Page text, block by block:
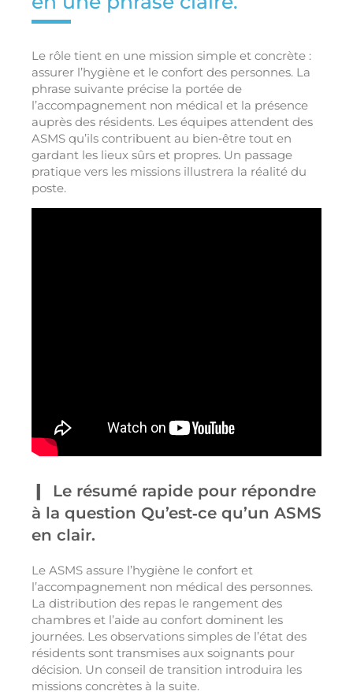
Le rôle tient en une mission simple et concrète :
assurer l’hygiène et le confort des personnes. La
phrase suivante précise la portée de
l’accompagnement non médical et la présence
auprès des résidents. Les équipes attendent des
ASMS qu’ils contribuent au bien‑être tout en
gardant les lieux sûrs et propres. Un passage
pratique vers les missions illustrera la réalité du
poste.
Le résumé rapide pour répondre
à la question Qu’est‑ce qu’un ASMS
en clair.
Le ASMS assure l’hygiène le confort et
l’accompagnement non médical des personnes.
La distribution des repas le rangement des
chambres et l’aide au confort dominent les
journées. Les observations simples de l’état des
résidents sont transmises aux soignants pour
décision. Un conseil de transition introduira les
missions concrètes à la suite.